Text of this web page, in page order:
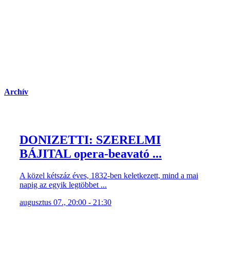
Archív
DONIZETTI: SZERELMI
BÁJITAL opera-beavató ...
A közel kétszáz éves, 1832-ben keletkezett, mind a mai
napig az egyik legtöbbet ...
augusztus 07., 20:00 - 21:30